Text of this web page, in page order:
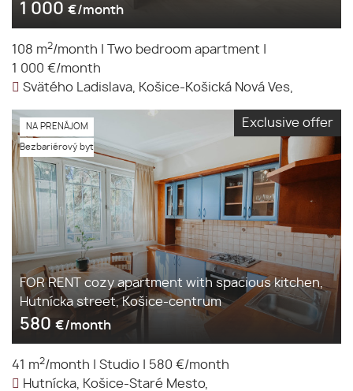
1 000 €/month
108 m2/month Two bedroom apartment
1 000 €/month
Svätého Ladislava, Košice-Košická Nová Ves,
Exclusive offer
NA PRENÁJOM
Bezbariérový byt
FOR RENT cozy apartment with spacious kitchen,
Hutnícka street, Košice-centrum
580 €/month
41 m2/month Studio
580 €/month
Hutnícka, Košice-Staré Mesto,